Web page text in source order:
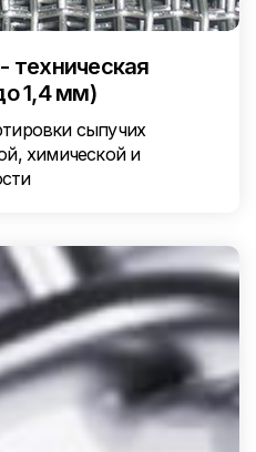
техническая
1,4 мм)
сыпучих
химической и